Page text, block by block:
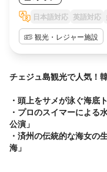
日本語対応 英語対応
観光・レジャー施設
チェジュ島観光で人気！
・頭上をサメが泳ぐ海底
・プロのスイマーによる
公演」
・済州の伝統的な海女の
海」